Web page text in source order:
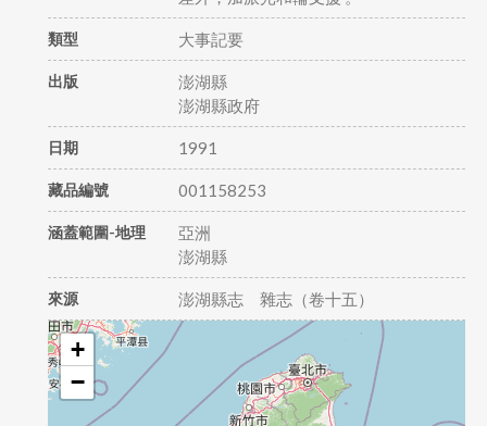
類型 大事記要
出版
澎湖縣
澎湖縣政府
日期 1991
藏品編號 001158253
涵蓋範圍-地理
亞洲
澎湖縣
來源 澎湖縣志 雜志（卷十五）
+
−